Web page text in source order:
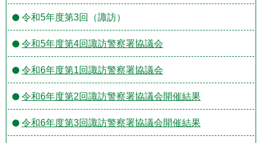
令和5年度第3回（諏訪）
令和5年度第4回諏訪警察署協議会
令和6年度第1回諏訪警察署協議会
令和6年度第2回諏訪警察署協議会開催結果
令和6年度第3回諏訪警察署協議会開催結果